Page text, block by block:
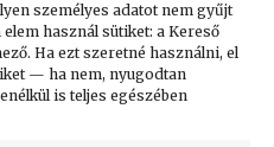
személyes adatot nem gyűjt
használ sütiket: a Kereső
Ha ezt szeretné használni, el
— ha nem, nyugodtan
is teljes egészében
21:14
2022.01.05.